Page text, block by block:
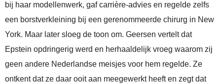
bij haar modellenwerk, gaf carrière-advies en regelde zelfs
een borstverkleining bij een gerenommeerde chirurg in New
York. Maar later sloeg de toon om. Geersen vertelt dat
Epstein opdringerig werd en herhaaldelijk vroeg waarom zij
geen andere Nederlandse meisjes voor hem regelde. Ze
ontkent dat ze daar ooit aan meegewerkt heeft en zegt dat